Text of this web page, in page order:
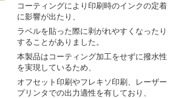
コーティングにより印刷時のインクの定着
に影響が出たり、
ラベルを貼った際に剥がれやすくなったり
することがありました。
本製品はコーティング加工をせずに撥水性
を実現しているため、
オフセット印刷やフレキソ印刷、レーザー
プリンタでの出力適性を有しており、